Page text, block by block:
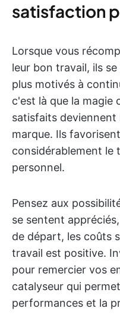
satisfaction
Lorsque vous
leur bon travail, ils
plus motivés à
c'est là que la magie
satisfaits deviennent
marque. Ils
considérablement le
personnel.
Pensez aux
se sentent
de départ, les coûts
travail est positive.
pour remercier vos
catalyseur qui
performances et la